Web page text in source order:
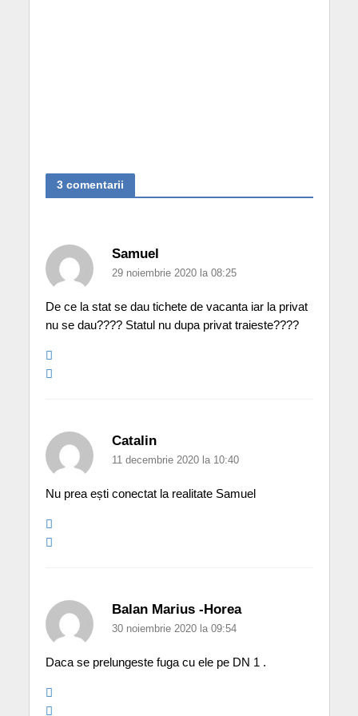
3 comentarii
Samuel
29 noiembrie 2020 la 08:25
De ce la stat se dau tichete de vacanta iar la privat
nu se dau???? Statul nu dupa privat traieste????
Catalin
11 decembrie 2020 la 10:40
Nu prea ești conectat la realitate Samuel
Balan Marius -Horea
30 noiembrie 2020 la 09:54
Daca se prelungeste fuga cu ele pe DN 1 .